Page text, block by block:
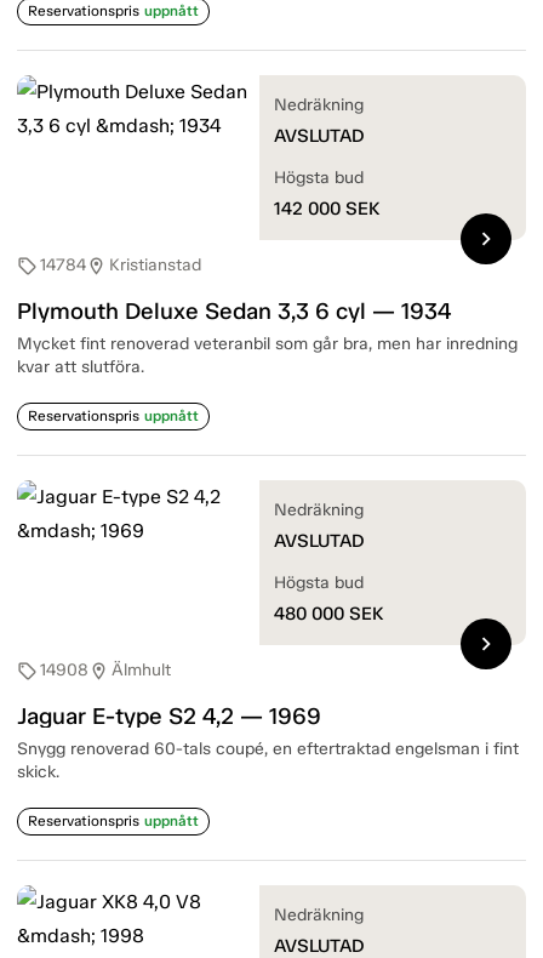
Reservationspris uppnått
sell14784location_on Kristianstad
Plymouth Deluxe Sedan 3,3 6 cyl — 1934
Mycket fint renoverad veteranbil som går bra, men har inredning
kvar att slutföra.
Reservationspris uppnått
Nedräkning
AVSLUTAD
Högsta bud
142 000 SEK
chevron_right
sell14908 location_on Älmhult
Jaguar E-type S2 4,2 — 1969
Snygg renoverad 60-tals coupé, en eftertraktad engelsman i fint
skick.
Reservationspris uppnått
Nedräkning
AVSLUTAD
Högsta bud
480 000 SEK
chevron_right
Nedräkning
AVSLUTAD